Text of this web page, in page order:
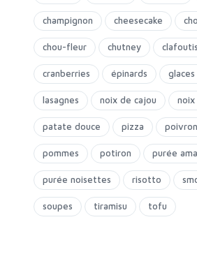
champignon cheesecake
chou-fleur chutney clafoutis
cranberries épinards
lasagnes noix de cajou noix
patate douce pizza
pommes potiron purée
purée noisettes risotto
soupes tiramisu tofu